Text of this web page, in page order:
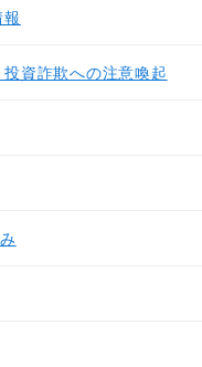
資詐欺への注意喚起